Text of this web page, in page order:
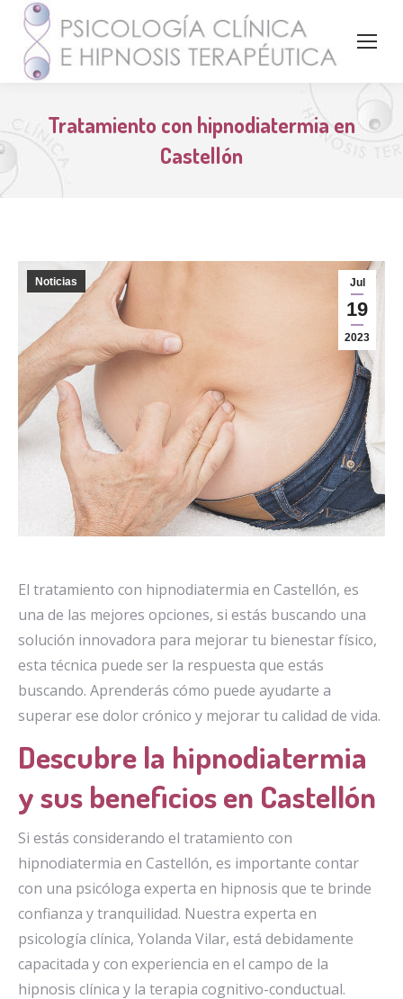
Tratamiento con hipnodiatermia en
Castellón
Jul
19
2023
Noticias
El tratamiento con hipnodiatermia en Castellón, es
una de las mejores opciones, si estás buscando una
solución innovadora para mejorar tu bienestar físico,
esta técnica puede ser la respuesta que estás
buscando. Aprenderás cómo puede ayudarte a
superar ese dolor crónico y mejorar tu calidad de vida.
Descubre la hipnodiatermia
y sus beneficios en Castellón
Si estás considerando el tratamiento con
hipnodiatermia en Castellón, es importante contar
con una psicóloga experta en hipnosis que te brinde
confianza y tranquilidad. Nuestra experta en
psicología clínica, Yolanda Vilar, está debidamente
capacitada y con experiencia en el campo de la
hipnosis clínica y la terapia cognitivo-conductual.